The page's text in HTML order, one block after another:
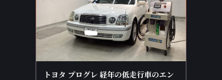
トヨタ プログレ 経年の低走行車のエン